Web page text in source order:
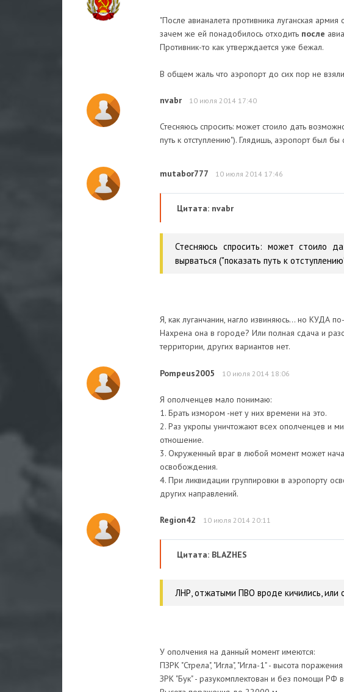
"После авианалета противника луганская
зачем же ей понадобилось отходить после
Противник-то как утверждается уже бежал.
В общем жаль что аэропорт до сих пор не
nvabr 10 июля 2014 17:40
Стесняюсь спросить: может стоило дать
путь к отступлению"). Глядишь, аэропорт был
mutabor777 10 июля 2014 17:46
Цитата: nvabr
Стесняюсь спросить: может стоило
вырваться ("показать путь к
Я, как луганчанин, нагло извиняюсь... но КУДА
Нахрена она в городе? Или полная сдача и
территории, других вариантов нет.
Pompeus2005 10 июля 2014 18:06
Я ополченцев мало понимаю:
1. Брать измором -нет у них времени на это.
2. Раз укропы уничтожают всех ополченцев и
отношение.
3. Окруженный враг в любой момент может
освобождения.
4. При ликвидации группировки в аэропорту
других направлений.
Region42 10 июля 2014 20:11
Цитата: BLAZHES
ЛНР, отжатыми ПВО вроде кичились, или
У ополчения на данный момент имеются:
ПЗРК "Стрела", "Игла", "Игла-1" - высота
ЗРК "Бук" - разукомплектован и без помощи РФ